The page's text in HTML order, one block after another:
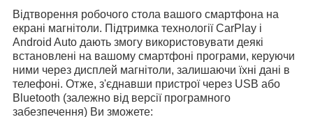
Відтворення робочого стола вашого смартфона на
екрані магнітоли. Підтримка технології CarPlay і
Android Auto дають змогу використовувати деякі
встановлені на вашому смартфоні програми, керуючи
ними через дисплей магнітоли, залишаючи їхні дані в
телефоні. Отже, з'єднавши пристрої через USB або
Bluetooth (залежно від версії програмного
забезпечення) Ви зможете: